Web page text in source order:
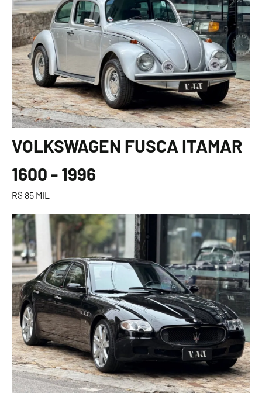
VOLKSWAGEN FUSCA ITAMAR
1600 - 1996
R$ 85 MIL